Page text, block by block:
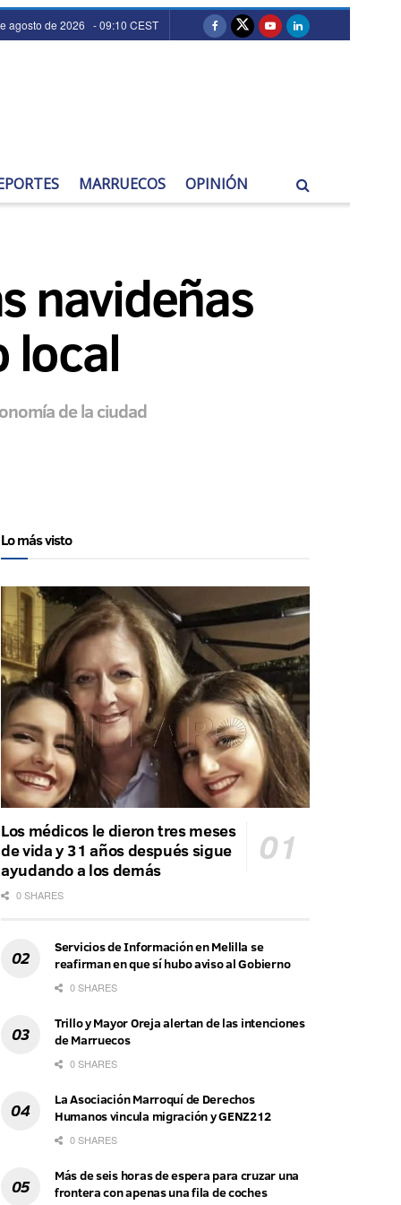
agosto de 2026 - 09:10 CEST
MARRUECOS OPINIÓN
navideñas
local
de la ciudad
Lo más visto
Los médicos le dieron tres meses
de vida y 31 años después sigue
ayudando a los demás
0 SHARES
Servicios de Información en Melilla se
reafirman en que sí hubo aviso al Gobierno
0 SHARES
Trillo y Mayor Oreja alertan de las intenciones
de Marruecos
0 SHARES
La Asociación Marroquí de Derechos
Humanos vincula migración y GENZ212
0 SHARES
Más de seis horas de espera para cruzar una
frontera con apenas una fila de coches